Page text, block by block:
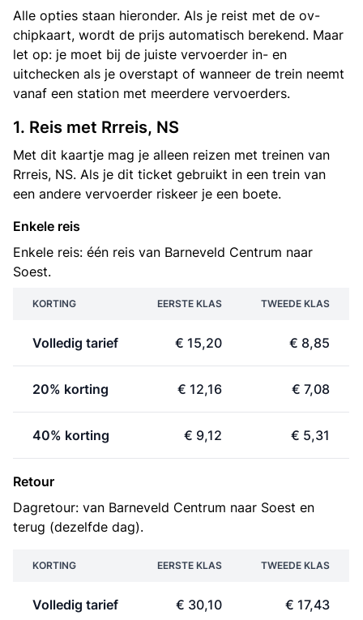
Alle opties staan hieronder. Als je reist met de ov-
chipkaart, wordt de prijs automatisch berekend. Maar
let op: je moet bij de juiste vervoerder in- en
uitchecken als je overstapt of wanneer de trein neemt
vanaf een station met meerdere vervoerders.
1. Reis met Rrreis, NS
Met dit kaartje mag je alleen reizen met treinen van
Rrreis, NS. Als je dit ticket gebruikt in een trein van
een andere vervoerder riskeer je een boete.
Enkele reis
Enkele reis: één reis van Barneveld Centrum naar
Soest.
KORTING EERSTE KLAS TWEEDE KLAS
Volledig tarief € 15,20 € 8,85
20% korting € 12,16 € 7,08
40% korting € 9,12 € 5,31
Retour
Dagretour: van Barneveld Centrum naar Soest en
terug (dezelfde dag).
KORTING EERSTE KLAS TWEEDE KLAS
Volledig tarief € 30,10 € 17,43